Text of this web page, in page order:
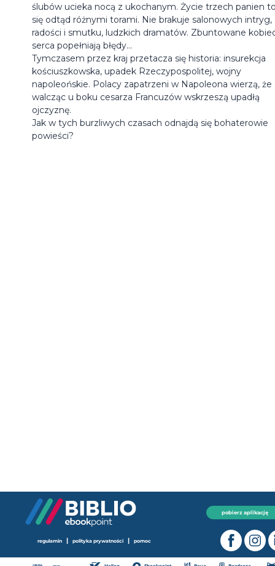
ślubów ucieka nocą z ukochanym. Życie trzech panien
się odtąd różnymi torami. Nie brakuje salonowych intryg,
radości i smutku, ludzkich dramatów. Zbuntowane
serca popełniają błędy...
Tymczasem przez kraj przetacza się historia: insurekcja
kościuszkowska, upadek Rzeczypospolitej, wojny
napoleońskie. Polacy zapatrzeni w Napoleona wierzą, że
walcząc u boku cesarza Francuzów wskrzeszą upadłą
ojczyznę.
Jak w tych burzliwych czasach odnajdą się bohaterowie
powieści?
pobierz aplikację
regulamin | polityka prywatności | pomoc